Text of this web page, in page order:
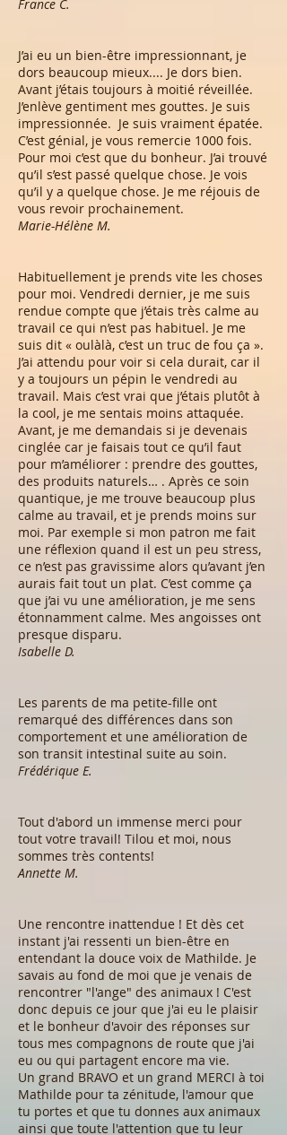
France C.
J’ai eu un bien-être impressionnant, je
dors beaucoup mieux.... Je dors bien.
Avant j’étais toujours à moitié réveillée.
J’enlève gentiment mes gouttes. Je suis
impressionnée. Je suis vraiment épatée.
C’est génial, je vous remercie 1000 fois.
Pour moi c’est que du bonheur. J’ai trouvé
qu’il s’est passé quelque chose. Je vois
qu’il y a quelque chose. Je me réjouis de
vous revoir prochainement.
Marie-Hélène M.
Habituellement je prends vite les choses
pour moi. Vendredi dernier, je me suis
rendue compte que j’étais très calme au
travail ce qui n’est pas habituel. Je me
suis dit « oulàlà, c’est un truc de fou ça ».
J’ai attendu pour voir si cela durait, car il
y a toujours un pépin le vendredi au
travail. Mais c’est vrai que j’étais plutôt à
la cool, je me sentais moins attaquée.
Avant, je me demandais si je devenais
cinglée car je faisais tout ce qu’il faut
pour m’améliorer : prendre des gouttes,
des produits naturels… . Après ce soin
quantique, je me trouve beaucoup plus
calme au travail, et je prends moins sur
moi. Par exemple si mon patron me fait
une réflexion quand il est un peu stress,
ce n’est pas gravissime alors qu’avant j’en
aurais fait tout un plat. C’est comme ça
que j’ai vu une amélioration, je me sens
étonnamment calme. Mes angoisses ont
presque disparu.
Isabelle D.
Les parents de ma petite-fille ont
remarqué des différences dans son
comportement et une amélioration de
son transit intestinal suite au soin.
Frédérique E.
Tout d'abord un immense merci pour
tout votre travail! Tilou et moi, nous
sommes très contents!
Annette M.
Une rencontre inattendue ! Et dès cet
instant j'ai ressenti un bien-être en
entendant la douce voix de Mathilde. Je
savais au fond de moi que je venais de
rencontrer "l'ange" des animaux ! C'est
donc depuis ce jour que j'ai eu le plaisir
et le bonheur d'avoir des réponses sur
tous mes compagnons de route que j'ai
eu ou qui partagent encore ma vie.
Un grand BRAVO et un grand MERCI à toi
Mathilde pour ta zénitude, l'amour que
tu portes et que tu donnes aux animaux
ainsi que toute l'attention que tu leur